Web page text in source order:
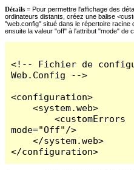
Détails = Pour permettre l'affichage des
ordinateurs distants, créez une balise
"web.config" situé dans le répertoire racine
ensuite la valeur "off" à l'attribut "mode" de
<!-- Fichier de
Web.Config -->
<configuration>
    <system.web>
        <customErrors
mode="Off"/>
    </system.web>
</configuration>